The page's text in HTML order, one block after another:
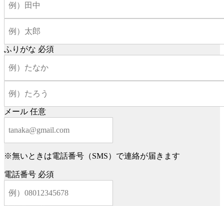
ふりがな 必須
メール 任意
※無いときは電話番号（SMS）で連絡が届きます
電話番号 必須